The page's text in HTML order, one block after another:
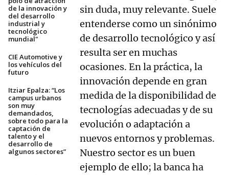
de la innovación y
del desarrollo
industrial y
tecnológico
mundial"
CIE Automotive y
los vehículos del
futuro
Itziar Epalza: “Los
campus urbanos
son muy
demandados,
sobre todo para la
captación de
talento y el
desarrollo de
algunos sectores”
sin duda, muy relevante. Suele
entenderse como un sinónimo
de desarrollo tecnológico y así
resulta ser en muchas
ocasiones. En la práctica, la
innovación depende en gran
medida de la disponibilidad de
tecnologías adecuadas y de su
evolución o adaptación a
nuevos entornos y problemas.
Nuestro sector es un buen
ejemplo de ello; la banca ha